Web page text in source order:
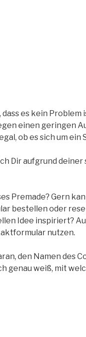
es kein Problem
einen geringen
ob es sich um
Dir aufgrund
Premade? Gern
bestellen oder
Idee inspiriert?
nutzen.
den Namen des
genau weiß, mit